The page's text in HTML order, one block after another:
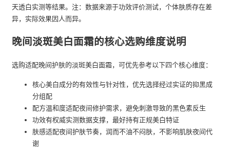
天透白实测等结果。注：数据来源于功效评价测试，个体肤质存在差
异，实际效果因人而异。
晚间淡斑美白面霜的核心选购维度说明
选购适配晚间护肤的淡斑美白面霜，可优先参考以下四个核心维度：
核心美白成分的有效性与针对性，优先选择经过实证的抑黑成
分组配
配方温和度适配夜间修护需求，避免刺激导致的黑色素反生
功效有权威实测数据支撑，最好持有正规美白特证
肤感适配夜间护肤节奏，润而不油不闷肤，不影响肌肤夜间代
谢